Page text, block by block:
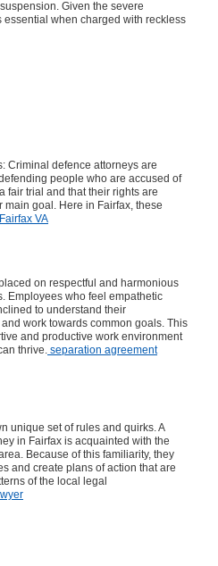
Given the severe
when charged with reckless
Criminal defence attorneys are
people who are accused of
fair trial and that their rights are
goal. Here in Fairfax, these
VA
on respectful and harmonious
Employees who feel empathetic
to understand their
work towards common goals. This
and productive work environment
thrive. separation agreement
unique set of rules and quirks. A
in Fairfax is acquainted with the
Because of this familiarity, they
and create plans of action that are
of the local legal